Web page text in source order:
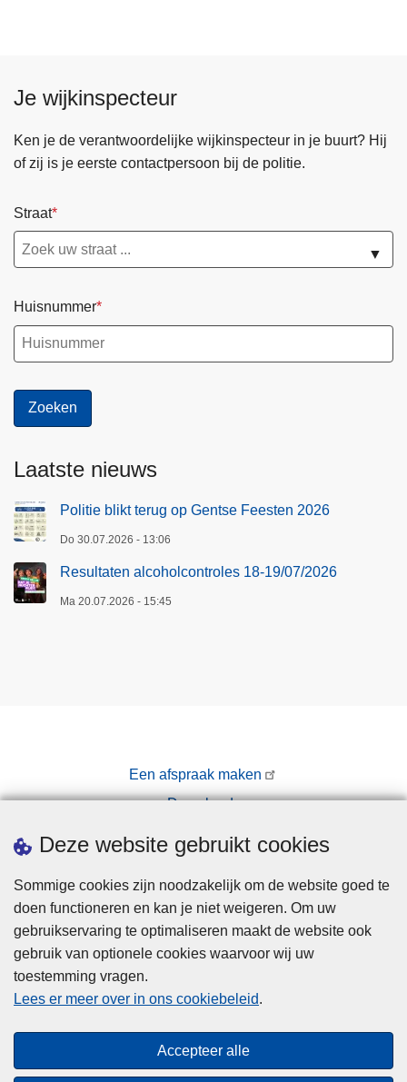
Gent. Waarmee kan ik je vandaag van
dienst zijn?
teaser
Deze website gebruikt cookies
Sommige cookies zijn noodzakelijk om de website goed te
doen functioneren en kan je niet weigeren. Om uw
gebruikservaring te optimaliseren maakt de website ook
gebruik van optionele cookies waarvoor wij uw
toestemming vragen.
Lees er meer over in ons cookiebeleid.
Accepteer alle
Je wijkinspecteur
Ken je de verantwoordelijke wijkinspecteur in je buurt? Hij
of zij is je eerste contactpersoon bij de politie.
Straat
▼
Huisnummer
Laatste nieuws
Politie blikt terug op Gentse Feesten 2026
Do 30.07.2026 - 13:06
Resultaten alcoholcontroles 18-19/07/2026
Ma 20.07.2026 - 15:45
Een afspraak maken
Downloads
Privacy
Cookies
Toegankelijkheid